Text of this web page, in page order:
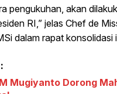
pengukuhan, akan
RI,” jelas Chef de
dalam rapat konsolidasi
Mugiyanto Dorong